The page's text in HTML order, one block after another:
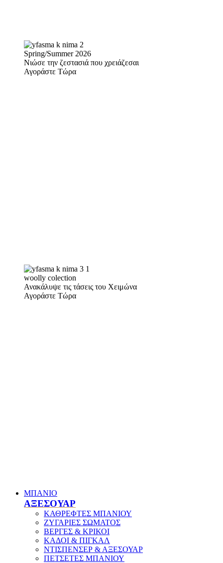
Spring/Summer 2026
Νιώσε την ζεστασιά που χρειάζεσαι
Αγοράστε Τώρα
woolly colection
Ανακάλυψε τις τάσεις του Χειμώνα
Αγοράστε Τώρα
ΜΠΑΝΙΟ
ΑΞΕΣΟΥΑΡ
ΚΑΘΡΕΦΤΕΣ ΜΠΑΝΙΟΥ
ΖΥΓΑΡΙΕΣ ΣΩΜΑΤΟΣ
ΒΕΡΓΕΣ & ΚΡΙΚΟΙ
ΚΑΔΟΙ & ΠΙΓΚΑΛ
ΝΤΙΣΠΕΝΣΕΡ & ΑΞΕΣΟΥΑΡ
ΠΕΤΣΕΤΕΣ ΜΠΑΝΙΟΥ